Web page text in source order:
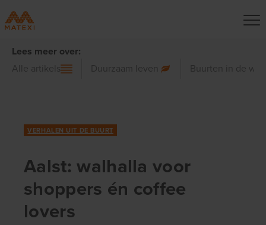
Lees meer over:
Alle artikels
Duurzaam leven Buurten in de
VERHALEN UIT DE BUURT
Aalst: walhalla voor
shoppers én coffee
lovers